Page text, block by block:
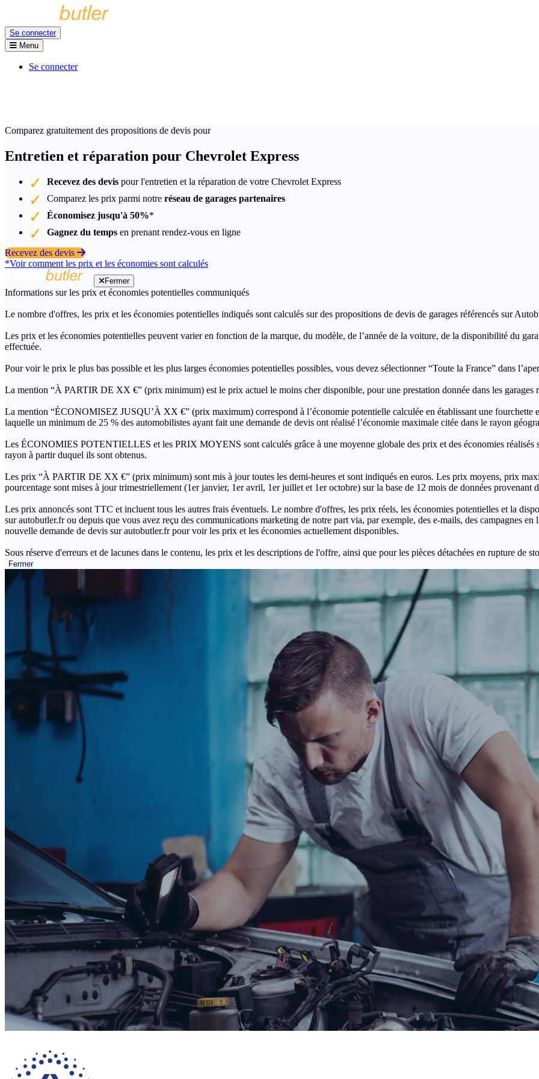
Se connecter
Menu
Se connecter
Comparez gratuitement des propositions de devis pour
Entretien et réparation pour Chevrolet Express
Recevez des devis pour l'entretien et la réparation de votre Chevrolet Express
Comparez les prix parmi notre réseau de garages partenaires
Économisez jusqu'à 50%*
Gagnez du temps en prenant rendez-vous en ligne
Recevez des devis
*Voir comment les prix et les économies sont calculés
Fermer
Informations sur les prix et économies potentielles communiqués
Le nombre d'offres, les prix et les économies potentielles indiqués sont calculés sur des propositions de devis de garages référencés sur
Les prix et les économies potentielles peuvent varier en fonction de la marque, du modèle, de l’année de la voiture, de la disponibilité du
effectuée.
Pour voir le prix le plus bas possible et les plus larges économies potentielles possibles, vous devez sélectionner “Toute la France” dans
La mention “À PARTIR DE XX €” (prix minimum) est le prix actuel le moins cher disponible, pour une prestation donnée dans les garages
La mention “ÉCONOMISEZ JUSQU’À XX €” (prix maximum) correspond à l’économie potentielle calculée en établissant une fourchette
laquelle un minimum de 25 % des automobilistes ayant fait une demande de devis ont réalisé l’économie maximale citée dans le rayon
Les ÉCONOMIES POTENTIELLES et les PRIX MOYENS sont calculés grâce à une moyenne globale des prix et des économies réalisés
rayon à partir duquel ils sont obtenus.
Les prix “À PARTIR DE XX €” (prix minimum) sont mis à jour toutes les demi-heures et sont indiqués en euros. Les prix moyens, prix
pourcentage sont mises à jour trimestriellement (1er janvier, 1er avril, 1er juillet et 1er octobre) sur la base de 12 mois de données provenant
Les prix annoncés sont TTC et incluent tous les autres frais éventuels. Le nombre d'offres, les prix réels, les économies potentielles et la
sur autobutler.fr ou depuis que vous avez reçu des communications marketing de notre part via, par exemple, des e-mails, des campagnes
nouvelle demande de devis sur autobutler.fr pour voir les prix et les économies actuellement disponibles.
Sous réserve d'erreurs et de lacunes dans le contenu, les prix et les descriptions de l'offre, ainsi que pour les pièces détachées en rupture de
Fermer